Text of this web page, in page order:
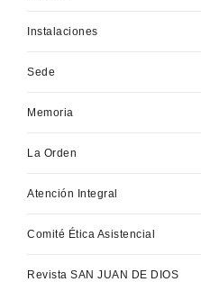
Instalaciones
Sede
Memoria
La Orden
Atención Integral
Comité Ética Asistencial
Revista SAN JUAN DE DIOS